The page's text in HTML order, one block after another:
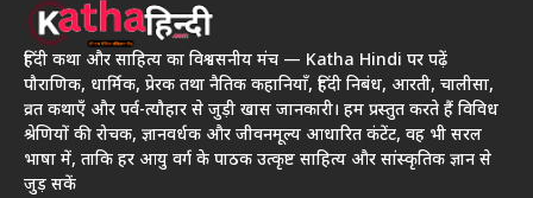
हिंदी कथा और साहित्य का विश्वसनीय मंच — Katha Hindi पर पढ़ें
पौराणिक, धार्मिक, प्रेरक तथा नैतिक कहानियाँ, हिंदी निबंध, आरती, चालीसा,
व्रत कथाएँ और पर्व-त्यौहार से जुड़ी खास जानकारी। हम प्रस्तुत करते हैं विविध
श्रेणियों की रोचक, ज्ञानवर्धक और जीवनमूल्य आधारित कंटेंट, वह भी सरल
भाषा में, ताकि हर आयु वर्ग के पाठक उत्कृष्ट साहित्य और सांस्कृतिक ज्ञान से
जुड़ सकें